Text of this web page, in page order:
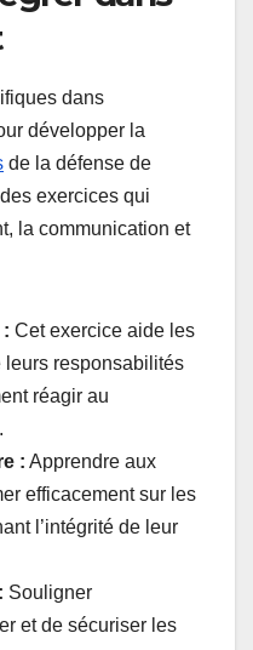
dans
développer la
de la défense de
exercices qui
la communication et
Cet exercice aide les
leurs responsabilités
réagir au
: Apprendre aux
efficacement sur les
l’intégrité de leur
Souligner
et de sécuriser les